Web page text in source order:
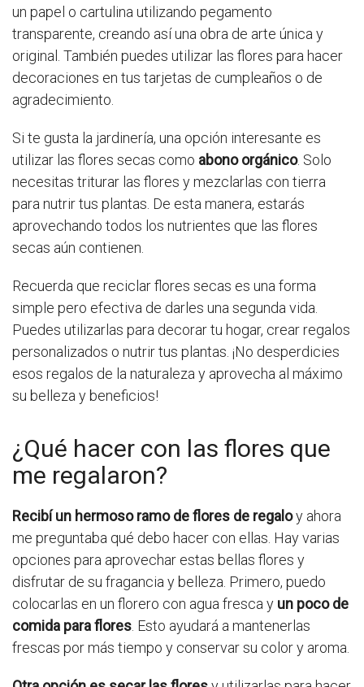
un papel o cartulina utilizando pegamento
transparente, creando así una obra de arte única y
original. También puedes utilizar las flores para hacer
decoraciones en tus tarjetas de cumpleaños o de
agradecimiento.
Si te gusta la jardinería, una opción interesante es
utilizar las flores secas como abono orgánico. Solo
necesitas triturar las flores y mezclarlas con tierra
para nutrir tus plantas. De esta manera, estarás
aprovechando todos los nutrientes que las flores
secas aún contienen.
Recuerda que reciclar flores secas es una forma
simple pero efectiva de darles una segunda vida.
Puedes utilizarlas para decorar tu hogar, crear regalos
personalizados o nutrir tus plantas. ¡No desperdicies
esos regalos de la naturaleza y aprovecha al máximo
su belleza y beneficios!
¿Qué hacer con las flores que
me regalaron?
Recibí un hermoso ramo de flores de regaloy ahora
me preguntaba qué debo hacer con ellas. Hay varias
opciones para aprovechar estas bellas flores y
disfrutar de su fragancia y belleza. Primero, puedo
colocarlas en un florero con agua fresca y un poco de
comida para flores. Esto ayudará a mantenerlas
frescas por más tiempo y conservar su color y aroma.